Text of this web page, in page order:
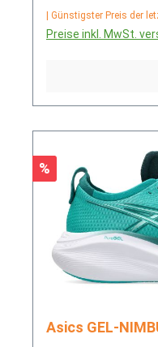
| Günstigster Preis der
Preise inkl. MwSt.
Rabatt
%
Asics GEL-